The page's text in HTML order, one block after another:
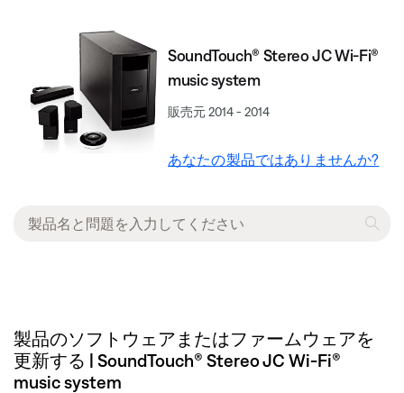
SoundTouch® Stereo JC Wi-Fi®
music system
販売元 2014 - 2014
あなたの製品ではありませんか?
製品のソフトウェアまたはファームウェアを
更新する | SoundTouch® Stereo JC Wi-Fi®
music system